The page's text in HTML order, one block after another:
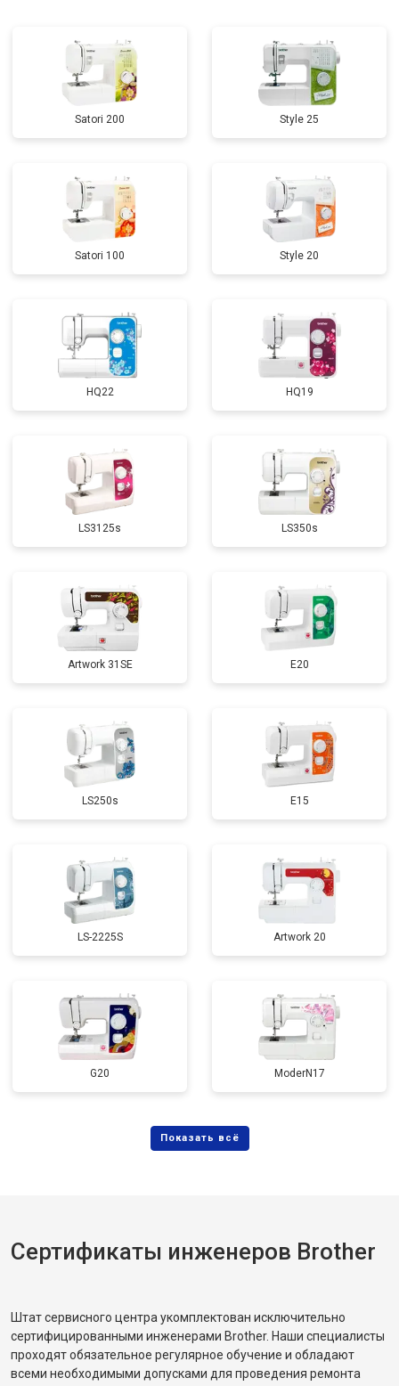
Satori 200 Style 25
Satori 100 Style 20
HQ22 HQ19
LS3125s LS350s
Artwork 31SE E20
LS250s E15
LS-2225S Artwork 20
G20 ModerN17
Сертификаты инженеров Brother
Штат сервисного центра укомплектован исключительно
сертифицированными инженерами Brother. Наши специалисты
проходят обязательное регулярное обучение и обладают
всеми необходимыми допусками для проведения ремонта